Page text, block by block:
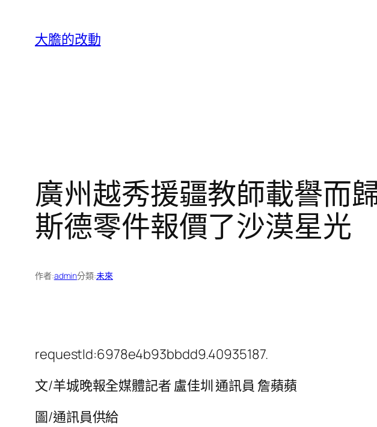
大膽的改動
廣州越秀援疆教師載譽而
斯德零件報價了沙漠星光
作者:admin分類:未來
requestId:6978e4b93bbdd9.40935187.
文/羊城晚報全媒體記者 盧佳圳 通訊員 詹蘋蘋
圖/通訊員供給